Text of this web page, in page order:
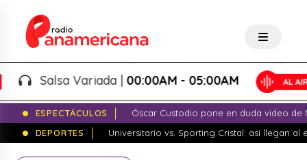
Salsa Variada |00:00AM - 05:00AM
ESPECTÁCULOS
Óscar Custodio pone en duda video de
DEPORTES
Universitario vs. Sporting Cristal: así llegan al